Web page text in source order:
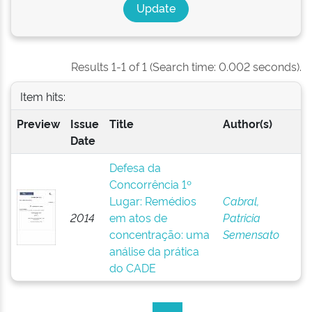
Results 1-1 of 1 (Search time: 0.002 seconds).
Item hits:
Preview
Issue
Date
Title Author(s)
2014
Defesa da
Concorrência 1º
Lugar: Remédios
em atos de
concentração: uma
análise da prática
do CADE
Cabral,
Patricia
Semensato